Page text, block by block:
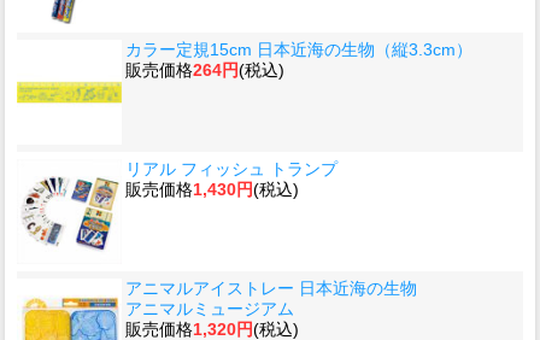
カラー定規15cm 日本近海の生物（縦3.3cm）
販売価格264円(税込)
リアル フィッシュ トランプ
販売価格1,430円(税込)
アニマルアイストレー 日本近海の生物
アニマルミュージアム
販売価格1,320円(税込)